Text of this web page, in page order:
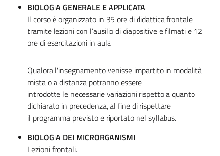
BIOLOGIA GENERALE E APPLICATA
Il corso è organizzato in 35 ore di didattica frontale
tramite lezioni con l’ausilio di diapositive e filmati e 12
ore di esercitazioni in aula
Qualora l'insegnamento venisse impartito in modalità
mista o a distanza potranno essere
introdotte le necessarie variazioni rispetto a quanto
dichiarato in precedenza, al fine di rispettare
il programma previsto e riportato nel syllabus.
BIOLOGIA DEI MICRORGANISMI
Lezioni frontali.